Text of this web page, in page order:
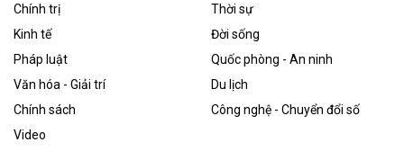
Chính trị
Thời sự
Kinh tế
Đời sống
Pháp luật
Quốc phòng - An ninh
Văn hóa - Giải trí
Du lịch
Chính sách
Công nghệ - Chuyển đổi số
Video